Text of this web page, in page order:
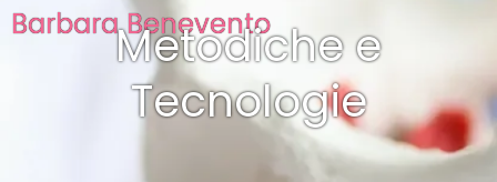
Barbara Benevento
Metodiche e
Tecnologie